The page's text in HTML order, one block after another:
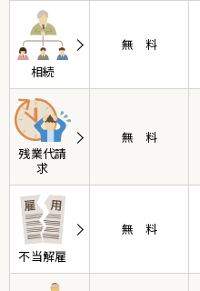
相続
無料
残業代請
求
無料
不当解雇
無料